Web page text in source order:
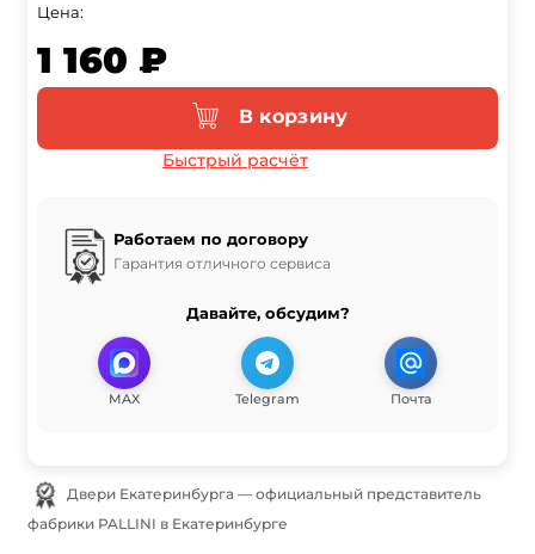
Цена:
1 160 ₽
В корзину
Быстрый расчёт
Работаем по договору
Гарантия отличного сервиса
Давайте, обсудим?
MAX Telegram Почта
фабрики PALLINI в Екатеринбурге